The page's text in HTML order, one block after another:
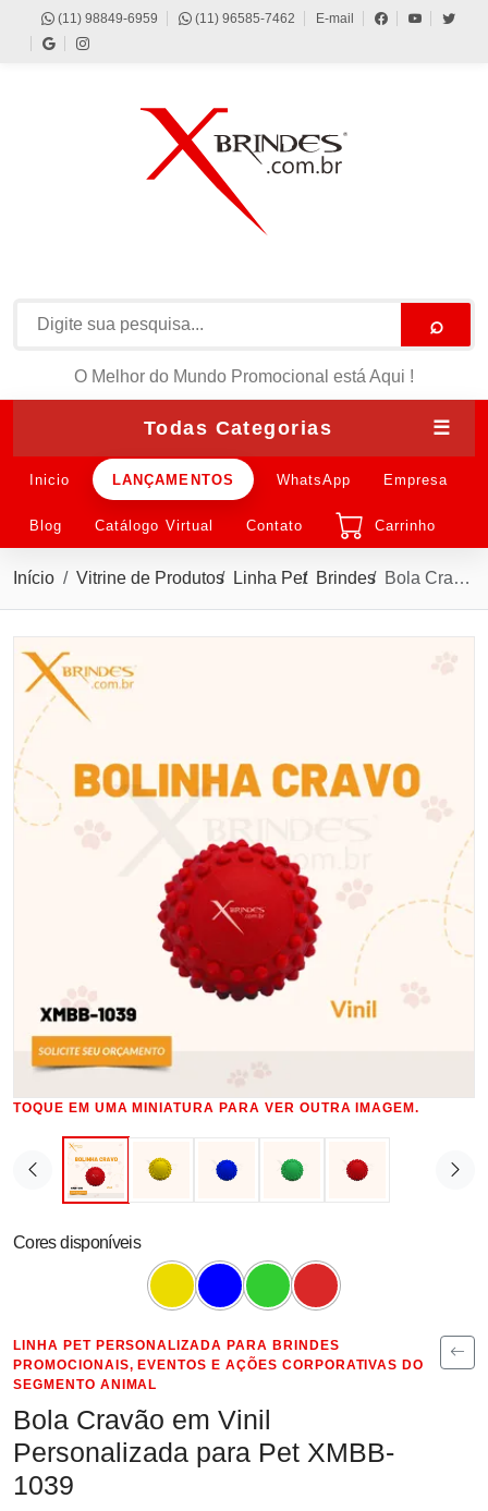
(11) 98849-6959 (11) 96585-7462 E-mail
⌕
O Melhor do Mundo Promocional está Aqui !
Todas Categorias ☰
Inicio LANÇAMENTOS WhatsApp Empresa
Blog Catálogo Virtual Contato Carrinho
Início Vitrine de Produtos Linha Pet Brindes Bola Cravão em Vinil Personalizada para Pet XMBB-1039
TOQUE EM UMA MINIATURA PARA VER OUTRA IMAGEM.
Cores disponíveis
LINHA PET PERSONALIZADA PARA BRINDES
PROMOCIONAIS, EVENTOS E AÇÕES CORPORATIVAS DO
SEGMENTO ANIMAL
Bola Cravão em Vinil
Personalizada para Pet XMBB-
1039